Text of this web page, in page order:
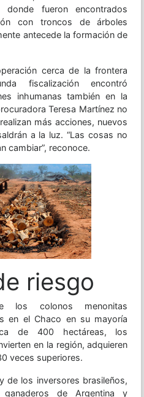
fueron encontrados
con troncos de árboles
antecede la formación de
cerca de la frontera
fiscalización encontró
inhumanas también en la
Teresa Martínez no
más acciones, nuevos
a la luz. “Las cosas no
cambiar”, reconoce.
riesgo
los colonos menonitas
en el Chaco en su mayoría
de 400 hectáreas, los
en la región, adquieren
veces superiores.
de los inversores brasileños,
de Argentina y